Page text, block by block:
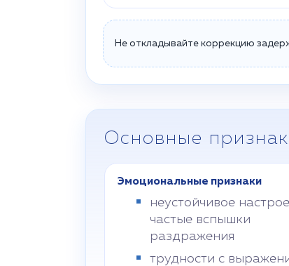
Не откладывайте коррекцию
Основные
Эмоциональные признаки
неустойчивое
частые вспышки
раздражения
трудности с